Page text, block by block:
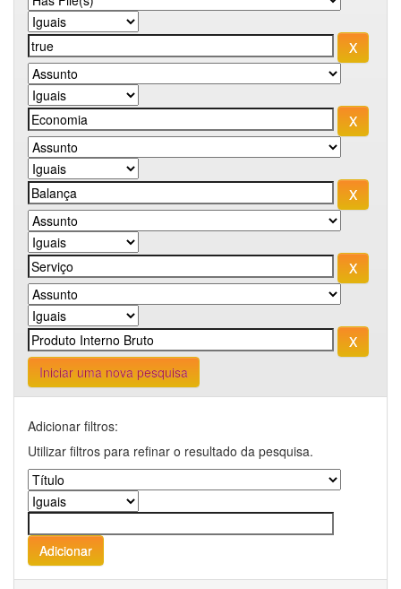
Iniciar uma nova pesquisa
Adicionar filtros:
Utilizar filtros para refinar o resultado da pesquisa.